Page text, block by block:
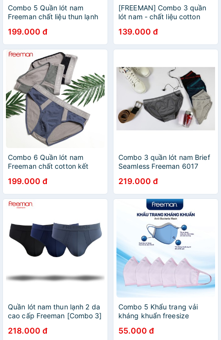
Combo 5 Quần lót nam
Freeman chất liệu thun lạnh
BO307
199.000 đ
[FREEMAN] Combo 3 quần
lót nam - chất liệu cotton
139.000 đ
Combo 6 Quần lót nam
Freeman chất cotton kết
năng động BO306
199.000 đ
Combo 3 quần lót nam Brief
Seamless Freeman 6017
219.000 đ
Quần lót nam thun lạnh 2 da
cao cấp Freeman [Combo 3]
218.000 đ
Combo 5 Khẩu trang vải
kháng khuẩn freesize
55.000 đ